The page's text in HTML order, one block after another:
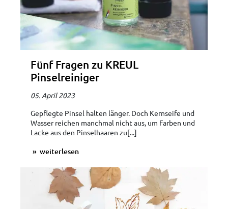
Fünf Fragen zu KREUL
Pinselreiniger
05. April 2023
Gepflegte Pinsel halten länger. Doch Kernseife und
Wasser reichen manchmal nicht aus, um Farben und
Lacke aus den Pinselhaaren zu[...]
weiterlesen